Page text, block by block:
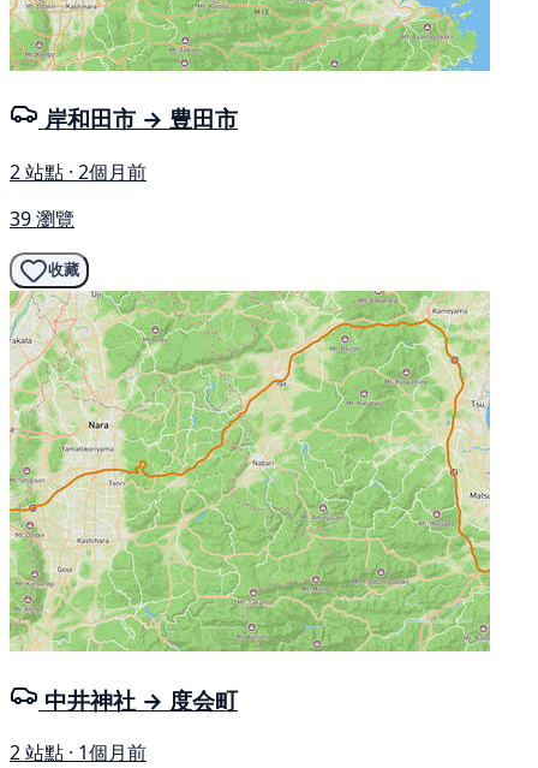
岸和田市 → 豊田市
2 站點 · 2個月前
39 瀏覽
收藏
中井神社 → 度会町
2 站點 · 1個月前